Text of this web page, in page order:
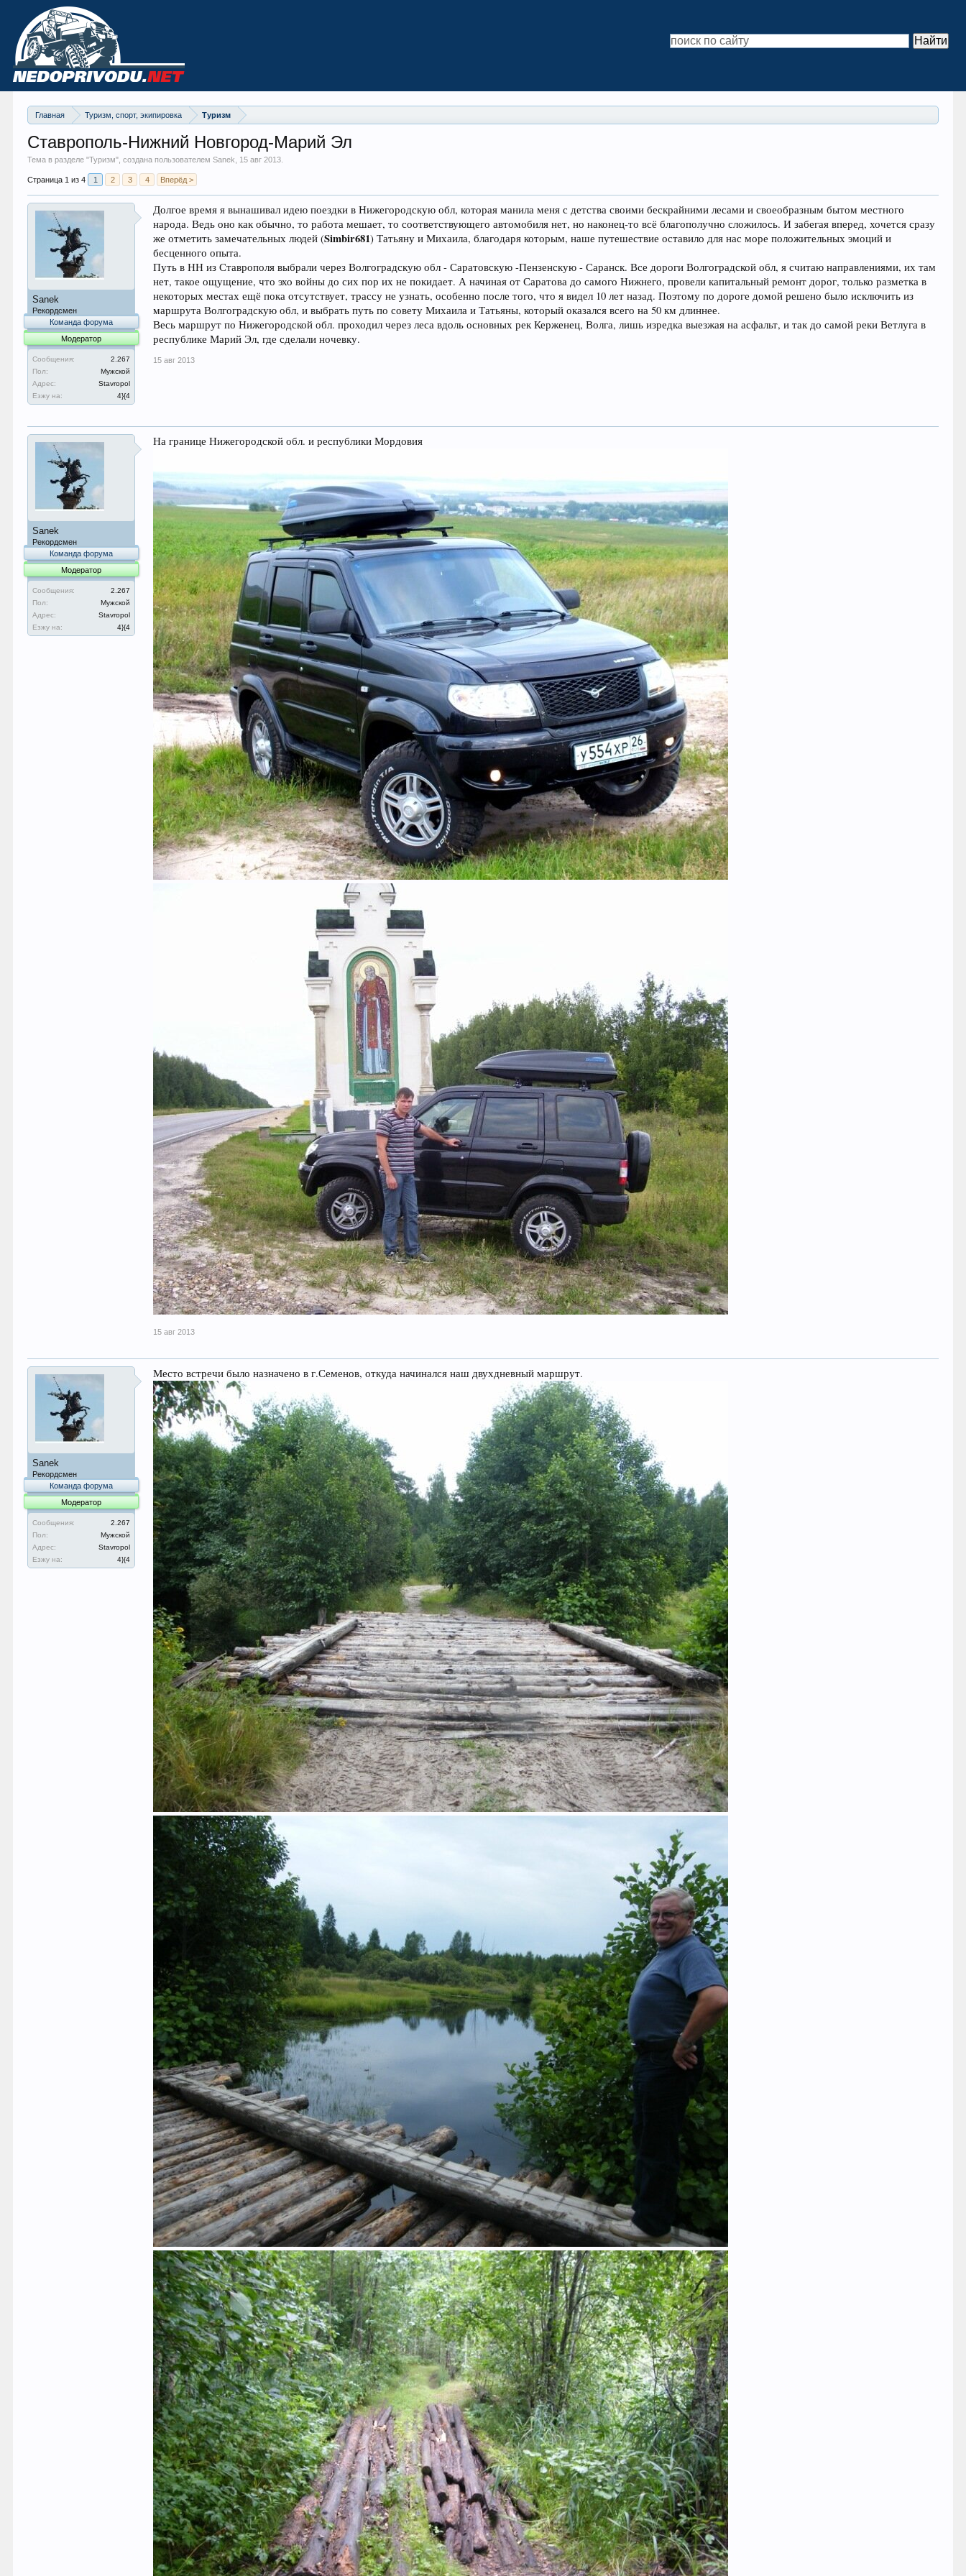
Главная Туризм, спорт, экипировка Туризм
Ставрополь-Нижний Новгород-Марий Эл
Тема в разделе "Туризм", создана пользователем Sanek, 15 авг 2013
Страница 1 из 4 1 2 3 4 Вперёд >
Sanek
Рекордсмен
Команда форума
Модератор
Сообщения:
2.267
Пол:
Мужской
Адрес:
Stavropol
Езжу на:
4}{4
Долгое время я вынашивал идею поездки в Нижегородскую обл, которая манила меня с детства своими бескрайними лесами и своеобразным бытом местного
народа. Ведь оно как обычно, то работа мешает, то соответствующего автомобиля нет, но наконец-то всё благополучно сложилось. И забегая вперед, хочется сразу
же отметить замечательных людей (Simbir681) Татьяну и Михаила, благодаря которым, наше путешествие оставило для нас море положительных эмоций и
бесценного опыта.
Путь в НН из Ставрополя выбрали через Волгоградскую обл - Саратовскую -Пензенскую - Саранск. Все дороги Волгоградской обл, я считаю направлениями, их там
нет, такое ощущение, что эхо войны до сих пор их не покидает. А начиная от Саратова до самого Нижнего, провели капитальный ремонт дорог, только разметка в
некоторых местах ещё пока отсутствует, трассу не узнать, особенно после того, что я видел 10 лет назад. Поэтому по дороге домой решено было исключить из
маршрута Волгоградскую обл, и выбрать путь по совету Михаила и Татьяны, который оказался всего на 50 км длиннее.
Весь маршрут по Нижегородской обл. проходил через леса вдоль основных рек Керженец, Волга, лишь изредка выезжая на асфальт, и так до самой реки Ветлуга в
республике Марий Эл, где сделали ночевку.
15 авг 2013
Sanek
Рекордсмен
Команда форума
Модератор
Сообщения:
2.267
Пол:
Мужской
Адрес:
Stavropol
Езжу на:
4}{4
На границе Нижегородской обл. и республики Мордовия
15 авг 2013
Sanek
Рекордсмен
Команда форума
Модератор
Сообщения:
2.267
Пол:
Мужской
Адрес:
Stavropol
Езжу на:
4}{4
Место встречи было назначено в г.Семенов, откуда начинался наш двухдневный маршрут.